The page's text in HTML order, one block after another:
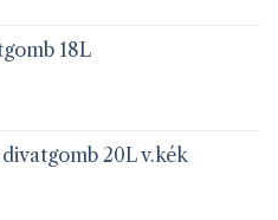
18L
20L v.kék